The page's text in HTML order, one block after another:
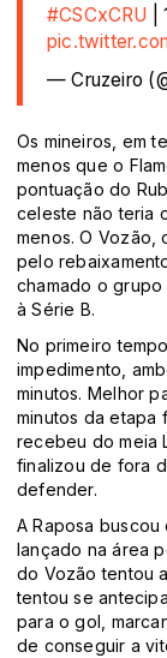
#CSCxCRU |
— Cruzeiro
Os mineiros, em
menos que o
pontuação do
celeste não teria
menos. O Vozão,
pelo
chamado o
à Série B.
No primeiro
impedimento,
minutos. Melhor
minutos da etapa
recebeu do meia
finalizou de fora
defender.
A Raposa buscou
lançado na área
do Vozão tentou
tentou se
para o gol,
de conseguir a